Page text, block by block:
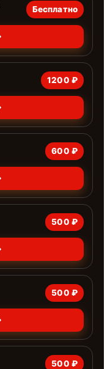
Бесплатно
1200 ₽
600 ₽
500 ₽
500 ₽
500 ₽